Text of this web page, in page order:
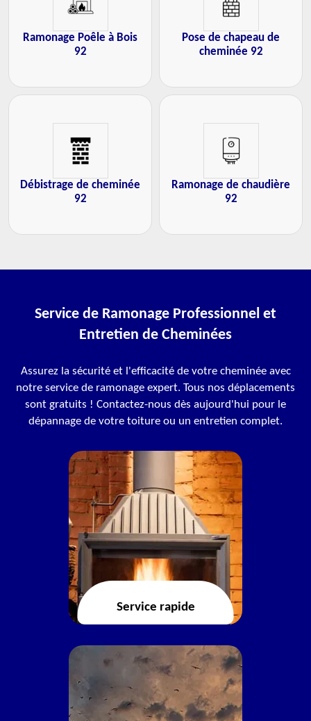
Ramonage Poêle à Bois
92
Pose de chapeau de
cheminée 92
Débistrage de cheminée
92
Ramonage de chaudière
92
Service de Ramonage Professionnel et
Entretien de Cheminées
Assurez la sécurité et l'efficacité de votre cheminée avec
notre service de ramonage expert. Tous nos déplacements
sont gratuits ! Contactez-nous dès aujourd'hui pour le
dépannage de votre toiture ou un entretien complet.
Service rapide